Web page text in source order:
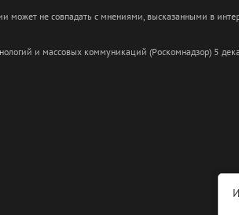
может не совпадать с мнениями, высказанными в
и массовых коммуникаций (Роскомнадзор) 5